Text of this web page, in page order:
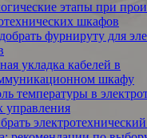
этапы при
шкафов
фурнируту для
укладка кабелей в
шкафу
температуры в
управления